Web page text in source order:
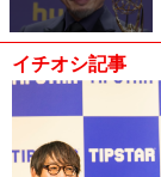
イチオシ記事